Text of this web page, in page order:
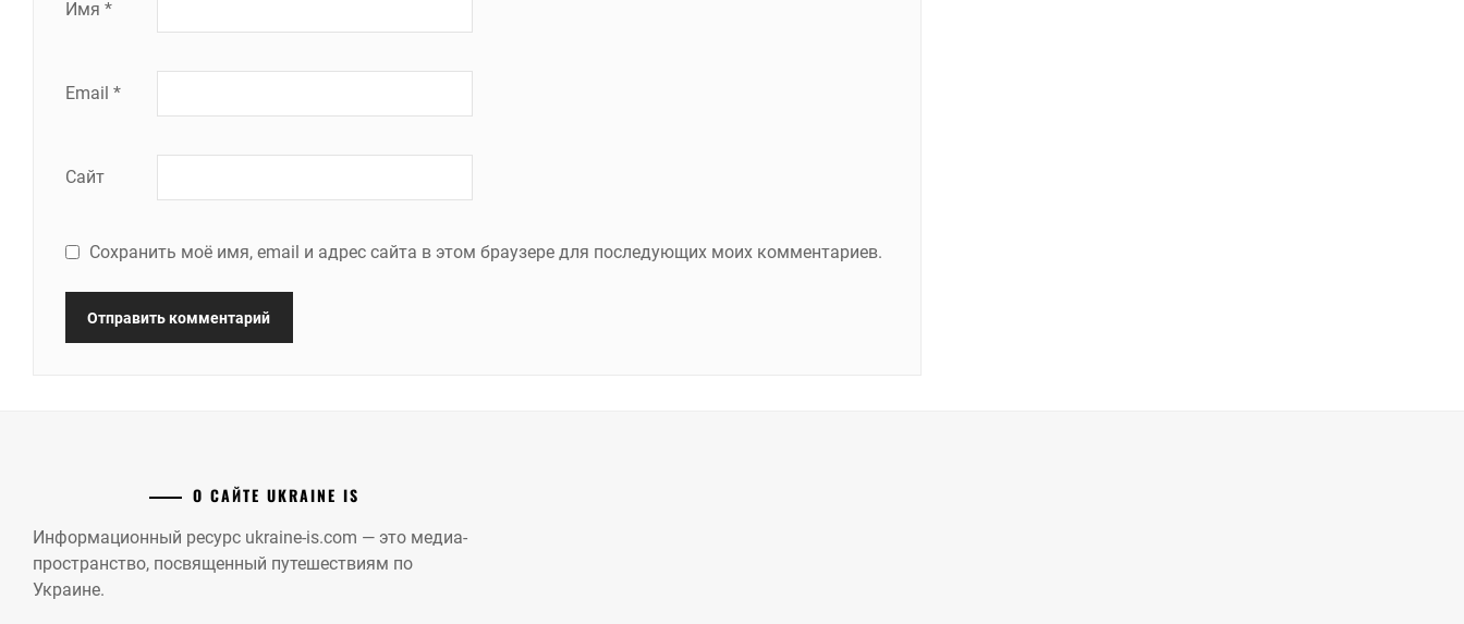
Имя *
Email *
Сайт
Сохранить моё имя, email и адрес сайта в этом браузере для последующих моих комментариев.
О САЙТЕ UKRAINE IS
Информационный ресурс ukraine-is.com — это медиа-
пространство, посвященный путешествиям по
Украине.